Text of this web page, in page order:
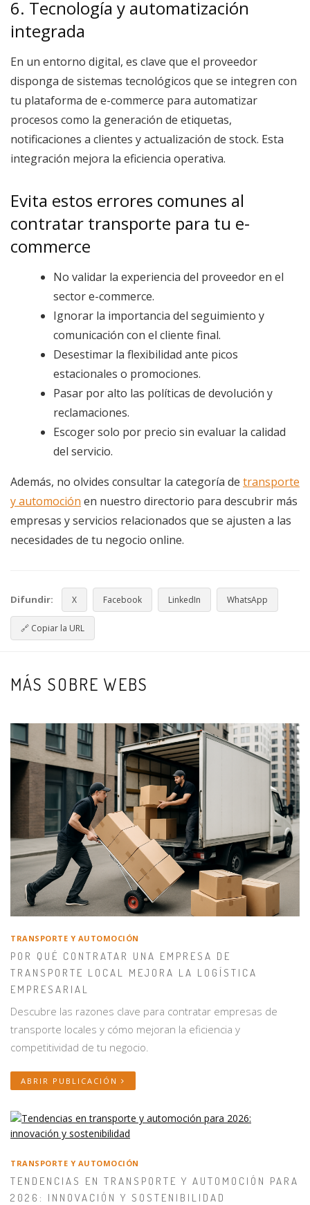
6. Tecnología y automatización
integrada
En un entorno digital, es clave que el proveedor
disponga de sistemas tecnológicos que se integren con
tu plataforma de e-commerce para automatizar
procesos como la generación de etiquetas,
notificaciones a clientes y actualización de stock. Esta
integración mejora la eficiencia operativa.
Evita estos errores comunes al
contratar transporte para tu e-
commerce
No validar la experiencia del proveedor en el
sector e-commerce.
Ignorar la importancia del seguimiento y
comunicación con el cliente final.
Desestimar la flexibilidad ante picos
estacionales o promociones.
Pasar por alto las políticas de devolución y
reclamaciones.
Escoger solo por precio sin evaluar la calidad
del servicio.
Además, no olvides consultar la categoría de transporte
y automoción en nuestro directorio para descubrir más
empresas y servicios relacionados que se ajusten a las
necesidades de tu negocio online.
Difundir: X Facebook LinkedIn WhatsApp
🔗 Copiar la URL
MÁS SOBRE WEBS
TRANSPORTE Y AUTOMOCIÓN
POR QUÉ CONTRATAR UNA EMPRESA DE
TRANSPORTE LOCAL MEJORA LA LOGÍSTICA
EMPRESARIAL
Descubre las razones clave para contratar empresas de
transporte locales y cómo mejoran la eficiencia y
competitividad de tu negocio.
ABRIR PUBLICACIÓN
TRANSPORTE Y AUTOMOCIÓN
TENDENCIAS EN TRANSPORTE Y AUTOMOCIÓN PARA
2026: INNOVACIÓN Y SOSTENIBILIDAD